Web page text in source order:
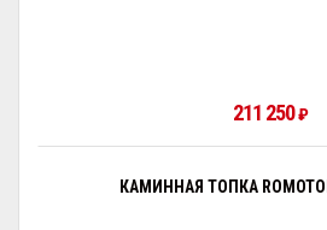
211 250₽
КАМИННАЯ ТОПКА